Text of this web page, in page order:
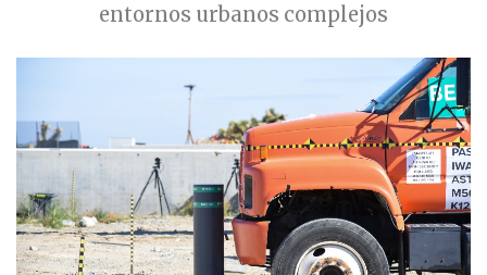
entornos urbanos complejos